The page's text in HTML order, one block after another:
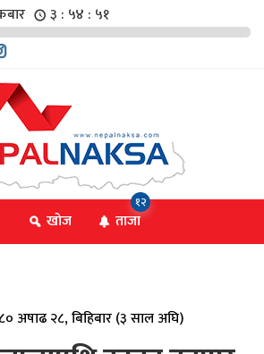
३ : ५४ : ५२
खोज ताजा
१२
अषाढ २८, बिहिबार (३ साल अघि)